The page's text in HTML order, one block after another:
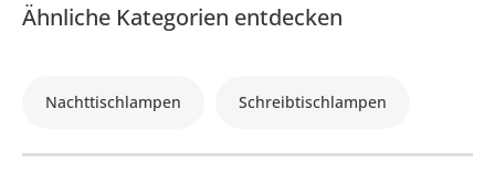
Ähnliche Kategorien entdecken
Nachttischlampen Schreibtischlampen